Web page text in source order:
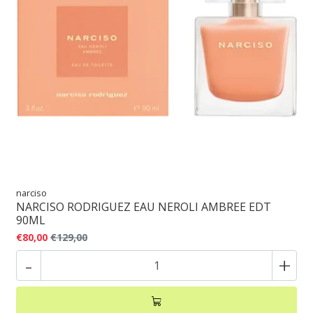
narciso
NARCISO RODRIGUEZ EAU NEROLI AMBREE EDT
90ML
€80,00 €129,00
- +